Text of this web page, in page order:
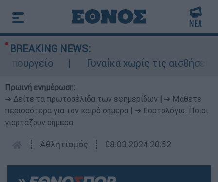
BREAKING NEWS:
Γυναίκα χωρίς τις
Πρωινή ενημέρωση:
➔ Δείτε τα πρωτοσέλιδα των εφημερίδων
➔ Μάθετε
περισσότερα για τον καιρό σήμερα
➔ Εορτολόγιο: Ποιοι
γιορτάζουν σήμερα
┋ Αθλητισμός ┋ 08.03.2024 20:52